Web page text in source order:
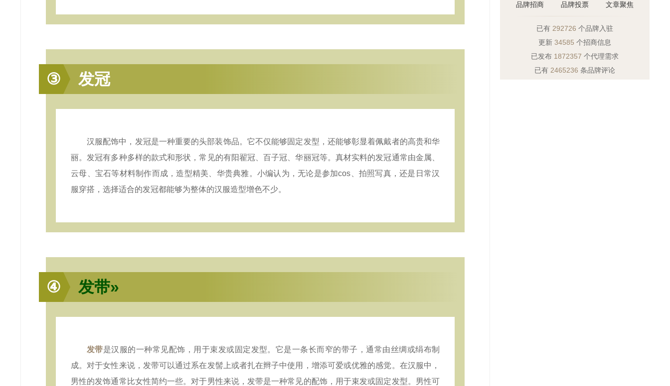
③ 发冠
汉服配饰中，发冠是一种重要的头部装饰品。它不仅能够固定发型，还能够彰显着佩戴者的高贵和华
丽。发冠有多种多样的款式和形状，常见的有阳翟冠、百子冠、华丽冠等。真材实料的发冠通常由金属、
云母、宝石等材料制作而成，造型精美、华贵典雅。小编认为，无论是参加cos、拍照写真，还是日常汉
服穿搭，选择适合的发冠都能够为整体的汉服造型增色不少。
④ 发带»
发带是汉服的一种常见配饰，用于束发或固定发型。它是一条长而窄的带子，通常由丝绸或绢布制
成。对于女性来说，发带可以通过系在发髻上或者扎在辫子中使用，增添可爱或优雅的感觉。在汉服中，
男性的发饰通常比女性简约一些。对于男性来说，发带是一种常见的配饰，用于束发或固定发型。男性可
品牌招商 品牌投票 文章聚焦
已有 292726 个品牌入驻
更新 34585 个招商信息
已发布 1872357 个代理需求
已有 2465236 条品牌评论